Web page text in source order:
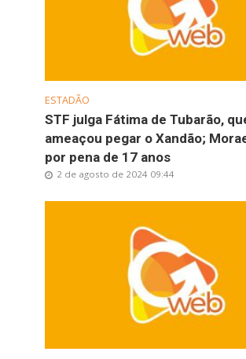
ESTADÃO
STF julga Fátima de Tubarão,
ameaçou pegar o Xandão;
por pena de 17 anos
2 de agosto de 2024 09:44